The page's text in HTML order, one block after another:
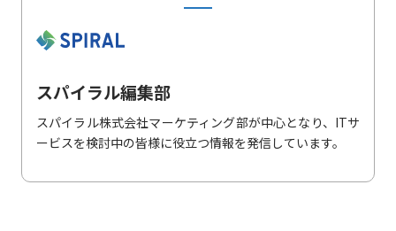
スパイラル編集部
スパイラル株式会社マーケティング部が中心となり、ITサ
ービスを検討中の皆様に役立つ情報を発信しています。